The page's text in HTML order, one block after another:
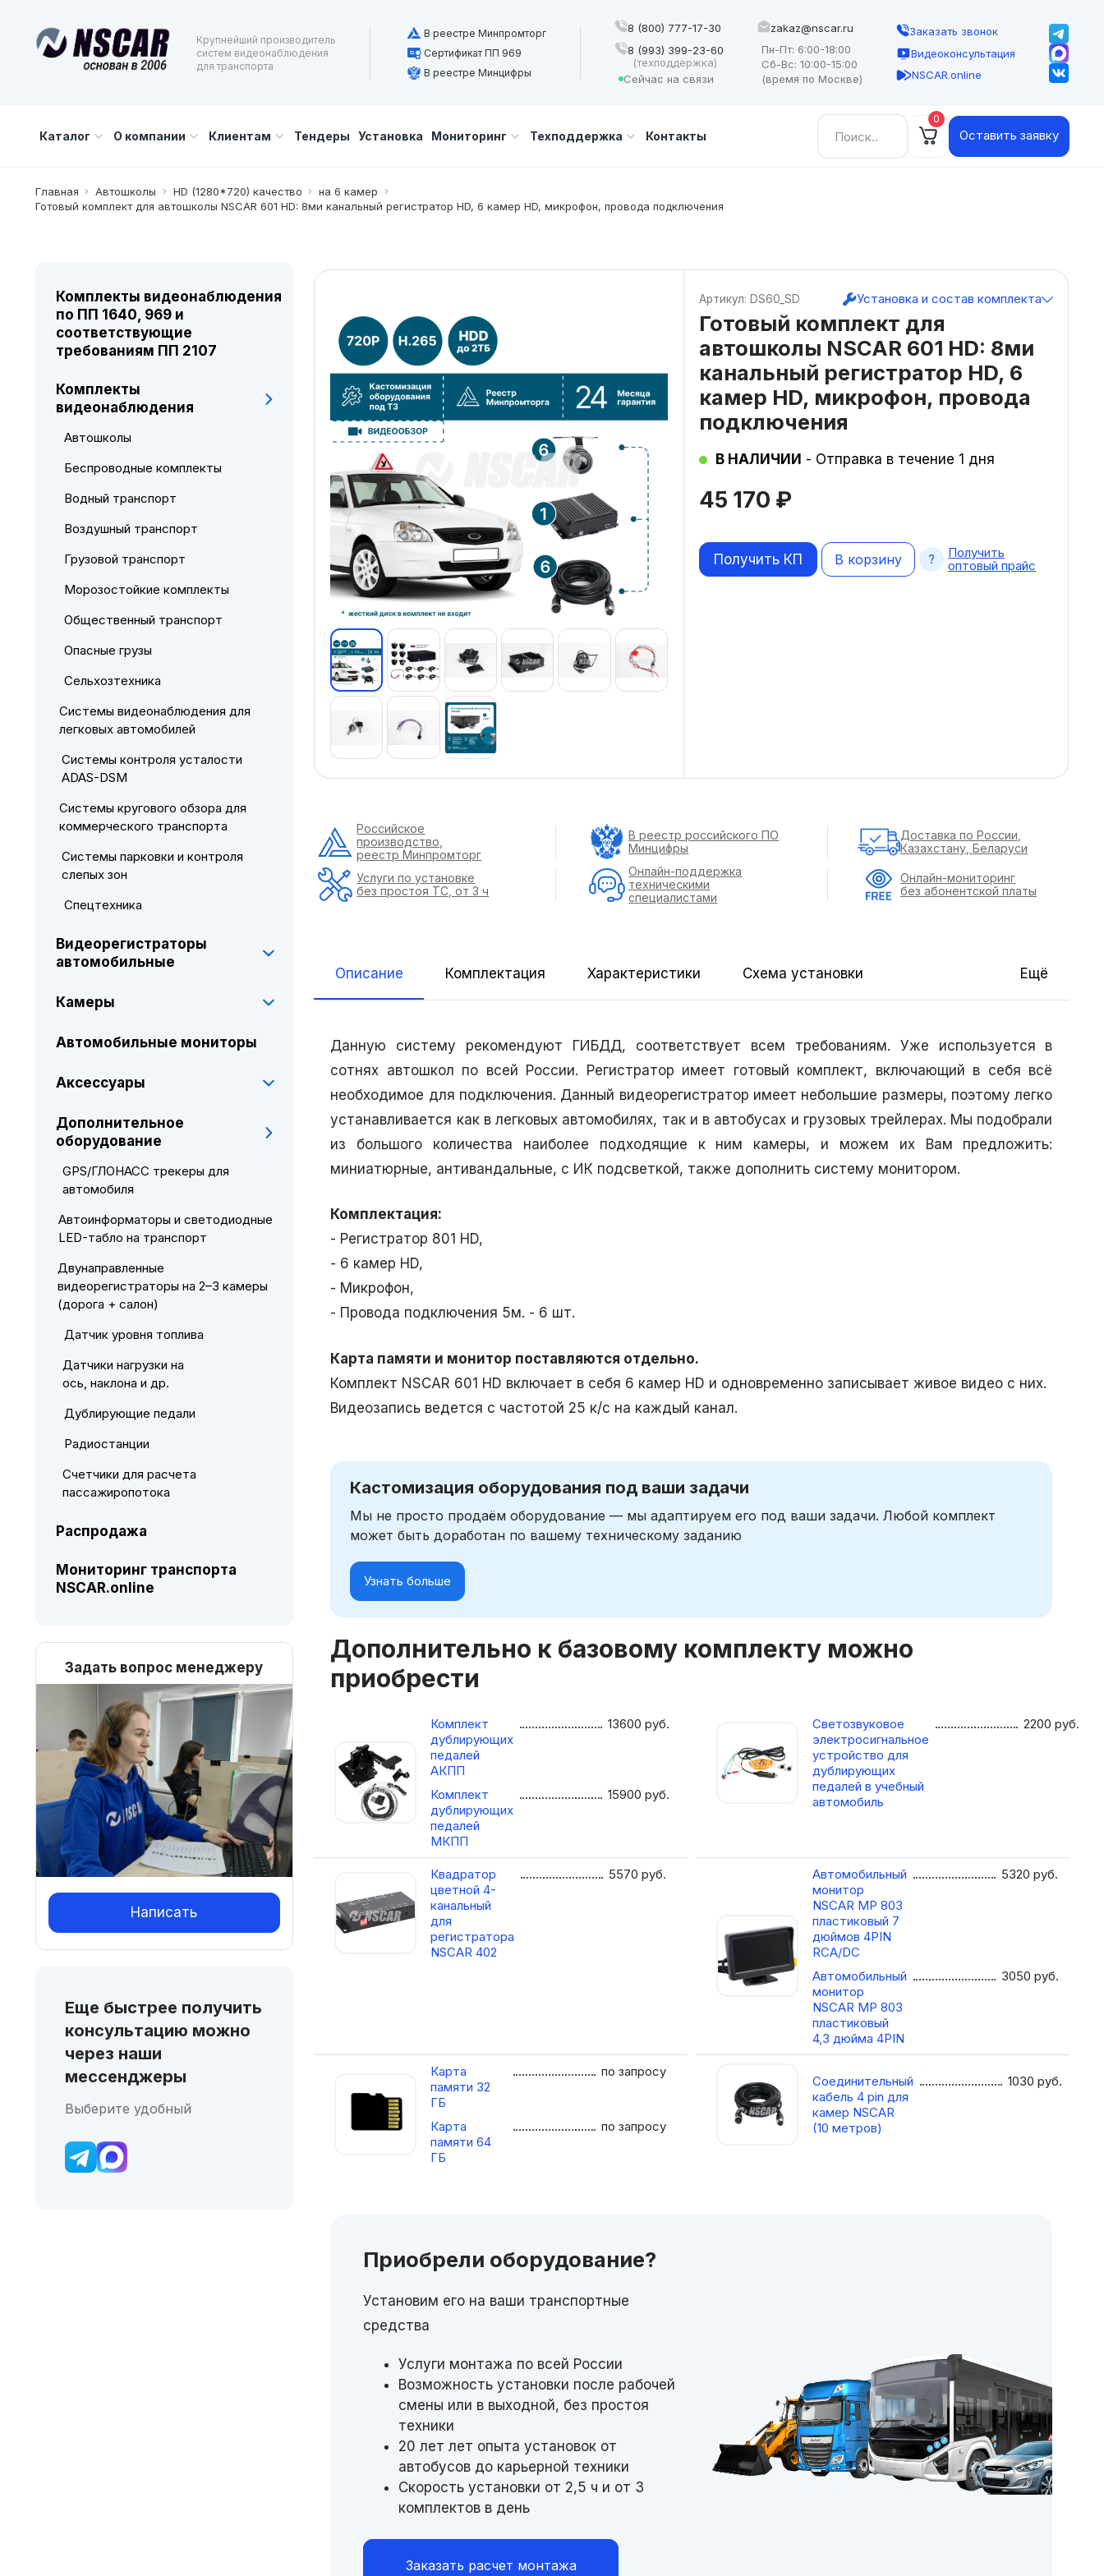
Крупнейший производитель
систем видеонаблюдения
для транспорта
В реестре Минпромторг
Сертификат ПП 969
В реестре Минцифры
8 (800) 777-17-30
8 (993) 399-23-60
(техподдержка)
Сейчас на связи
zakaz@nscar.ru
Пн-Пт: 6:00-18:00
Сб-Вс: 10:00-15:00
(время по Москве)
Заказать звонок
Видеоконсультация
NSCAR.online
Каталог О компании Клиентам Тендеры Установка Мониторинг Техподдержка Контакты
Найти: 0
Оставить заявку
Главная Автошколы HD (1280*720) качество
на 6 камер
Готовый комплект для автошколы NSCAR 601 HD: 8ми канальный регистратор HD, 6 камер HD, микрофон, провода подключения
Готовый комплект для
автошколы NSCAR 601 HD: 8ми
канальный регистратор HD, 6
камер HD, микрофон, провода
подключения
45 170 ₽
В НАЛИЧИИ - Отправка в течение 1 дня
Артикул: DS60_SD Установка и состав комплекта
В корзину
Получить КП
Получить
оптовый прайс
Описание Комплектация Характеристики Схема установки Ещё
Данную систему рекомендуют ГИБДД, соответствует всем требованиям. Уже используется в
сотнях автошкол по всей России. Регистратор имеет готовый комплект, включающий в себя всё
необходимое для подключения. Данный видеорегистратор имеет небольшие размеры, поэтому легко
устанавливается как в легковых автомобилях, так и в автобусах и грузовых трейлерах. Мы подобрали
из большого количества наиболее подходящие к ним камеры, и можем их Вам предложить:
миниатюрные, антивандальные, с ИК подсветкой, также дополнить систему монитором.
Комплектация:
- Регистратор 801 HD,
- 6 камер HD,
- Микрофон,
- Провода подключения 5м. - 6 шт.
Карта памяти и монитор поставляются отдельно.
Комплект NSCAR 601 HD включает в себя 6 камер HD и одновременно записывает живое видео с них.
Видеозапись ведется с частотой 25 к/c на каждый канал.
Кастомизация оборудования под ваши задачи
Мы не просто продаём оборудование — мы адаптируем его под ваши задачи. Любой комплект
может быть доработан по вашему техническому заданию
Узнать больше
Дополнительно к базовому комплекту можно
приобрести
Комплект
дублирующих
педалей
АКПП
13600руб.
Комплект
дублирующих
педалей
МКПП
15900руб.
Светозвуковое
электросигнальное
устройство для
дублирующих
педалей в учебный
автомобиль
2200руб.
Квадратор
цветной 4-
канальный
для
регистратора
NSCAR 402
5570руб.
Автомобильный
монитор
NSCAR МР 803
пластиковый 7
дюймов 4PIN
RCA/DC
5320руб.
Автомобильный
монитор
NSCAR МР 803
пластиковый
4,3 дюйма 4PIN
3050руб.
Карта
памяти 32
ГБ
по запросу
Карта
памяти 64
ГБ
по запросу
Соединительный
кабель 4 pin для
камер NSCAR
(10 метров)
1030руб.
Приобрели оборудование?
Установим его на ваши транспортные
средства
Услуги монтажа по всей России
Возможность установки после рабочей
смены или в выходной, без простоя
техники
20 лет лет опыта установок от
автобусов до карьерной техники
Скорость установки от 2,5 ч и от 3
комплектов в день
Заказать расчет монтажа
Российское
производство,
реестр Минпромторг
В реестр российского ПО
Минцифры
Доставка по России,
Казахстану, Беларуси
Услуги по установке
без простоя ТС, от 3 ч
Онлайн-поддержка
техническими
специалистами
Онлайн-мониторинг
без абонентской платы
Комплекты видеонаблюдения
по ПП 1640, 969 и
соответствующие
требованиям ПП 2107
Комплекты
видеонаблюдения
Автошколы
Беспроводные комплекты
Водный транспорт
Воздушный транспорт
Грузовой транспорт
Морозостойкие комплекты
Общественный транспорт
Опасные грузы
Сельхозтехника
Системы видеонаблюдения для
легковых автомобилей
Системы контроля усталости
ADAS-DSM
Системы кругового обзора для
коммерческого транспорта
Системы парковки и контроля
слепых зон
Спецтехника
Видеорегистраторы
автомобильные
Камеры
Автомобильные мониторы
Аксессуары
Дополнительное
оборудование
GPS/ГЛОНАСС трекеры для
автомобиля
Автоинформаторы и светодиодные
LED-табло на транспорт
Двунаправленные
видеорегистраторы на 2–3 камеры
(дорога + салон)
Датчик уровня топлива
Датчики нагрузки на
ось, наклона и др.
Дублирующие педали
Радиостанции
Счетчики для расчета
пассажиропотока
Распродажа
Мониторинг транспорта
NSCAR.online
Задать вопрос менеджеру
Написать
Еще быстрее получить
консультацию можно
через наши
мессенджеры
Выберите удобный